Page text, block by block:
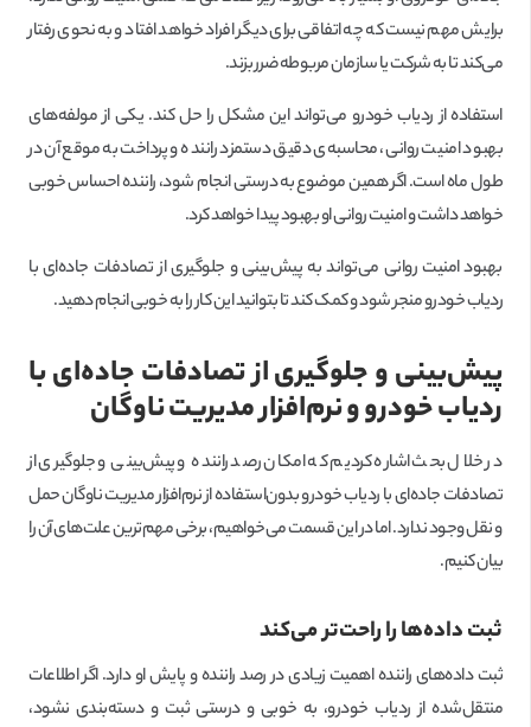
برایش مهم نیست که چه اتفاقی برای دیگر افراد خواهد افتاد و به نحوی رفتار
می‌کند تا به شرکت یا سازمان مربوطه ضرر بزند.
استفاده از ردیاب خودرو می‌تواند این مشکل را حل کند. یکی از مولفه‌های
بهبود امنیت روانی، محاسبه‌ی دقیق دستمزد راننده و پرداخت به موقع آن در
طول ماه است. اگر همین موضوع به درستی انجام شود، راننده احساس خوبی
خواهد داشت و امنیت روانی او بهبود پیدا خواهد کرد.
بهبود امنیت روانی می‌تواند به پیش‌بینی و جلوگیری از تصادفات جاده‌ای با
ردیاب خودرو منجر شود و کمک کند تا بتوانید این کار را به خوبی انجام دهید.
پیش‌بینی و جلوگیری از تصادفات جاده‌ای با
ردیاب خودرو و نرم‌افزار مدیریت ناوگان
در خلال بحث اشاره کردیم که امکان رصد راننده و پیش‌بینی و جلوگیری از
تصادفات جاده‌ای با ردیاب خودرو بدون‌استفاده از نرم‌افزار مدیریت ناوگان حمل
و نقل وجود ندارد. اما در این قسمت می‌خواهیم، برخی مهم‌ترین علت‌های آن را
بیان کنیم.
ثبت داده‌ها را راحت‌تر می‌کند
ثبت داده‌های راننده اهمیت زیادی در رصد راننده و پایش او دارد. اگر اطلاعات
منتقل‌شده از ردیاب خودرو، به خوبی و درستی ثبت و دسته‌بندی نشود،